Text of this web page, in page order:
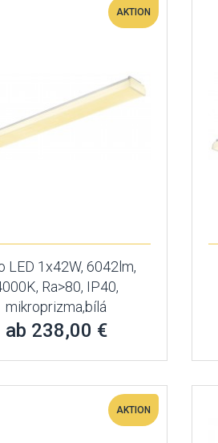
AKTION
LED 1x42W, 6042lm,
Ra>80, IP40,
mikroprizma,bílá
ab 238,00 €
AKTION